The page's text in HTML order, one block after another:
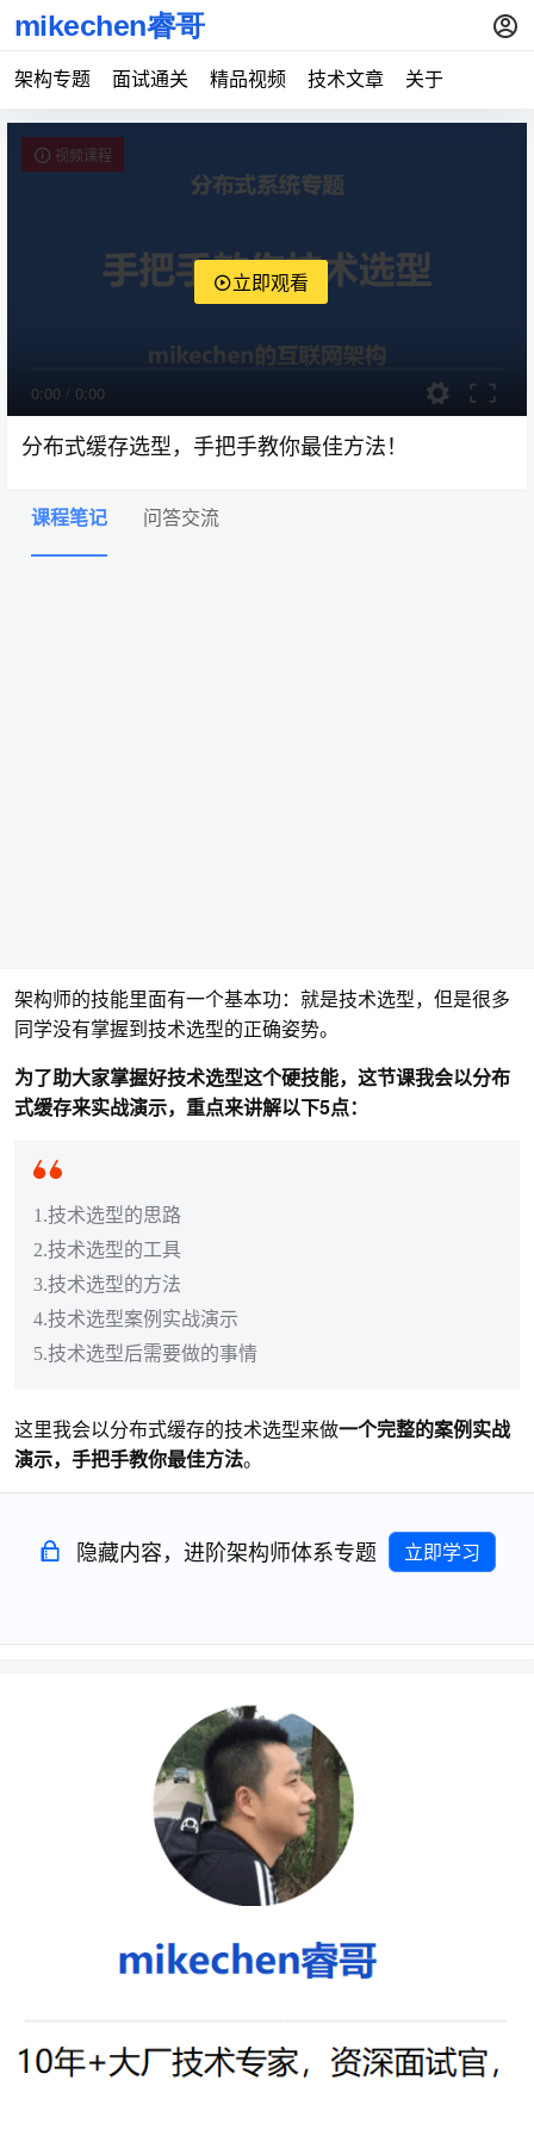
架构专题 面试通关 精品视频 技术文章 关于
视频课程
立即观看
0:00 / 0:00
分布式缓存选型，手把手教你最佳方法！
课程笔记 问答交流
架构师的技能里面有一个基本功：就是技术选型，但是很多
同学没有掌握到技术选型的正确姿势。
为了助大家掌握好技术选型这个硬技能，这节课我会以分布
式缓存来实战演示，重点来讲解以下5点：
1.技术选型的思路
2.技术选型的工具
3.技术选型的方法
4.技术选型案例实战演示
5.技术选型后需要做的事情
这里我会以分布式缓存的技术选型来做一个完整的案例实战
演示，手把手教你最佳方法。
隐藏内容，进阶架构师体系专题 立即学习